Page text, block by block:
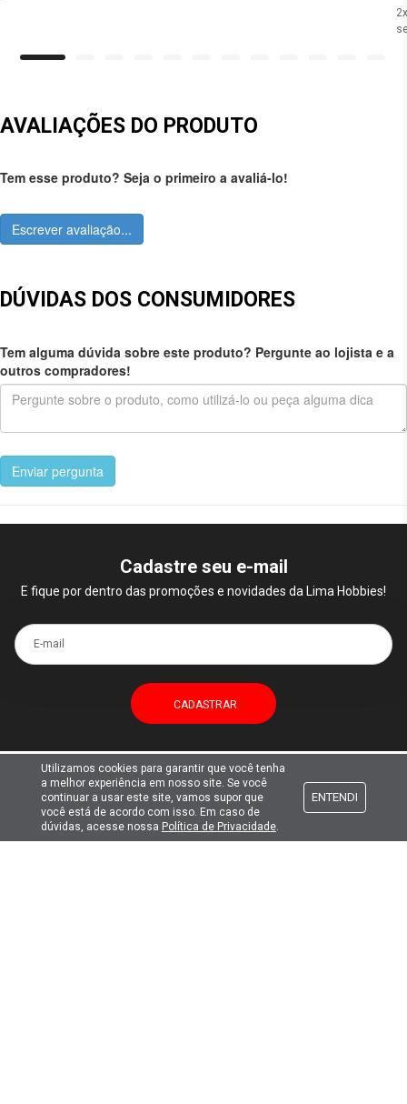
2
AVALIAÇÕES DO PRODUTO
Tem esse produto? Seja o primeiro a avaliá-lo!
Escrever avaliação...
DÚVIDAS DOS CONSUMIDORES
Tem alguma dúvida sobre este produto? Pergunte ao lojista e a
outros compradores!
Enviar pergunta
Cadastre seu e-mail
E fique por dentro das promoções e novidades da Lima Hobbies!
E-mail
Atendimento
Formas de pagamento
Utilizamos cookies para garantir que você tenha
a melhor experiência em nosso site. Se você
continuar a usar este site, vamos supor que
você está de acordo com isso. Em caso de
dúvidas, acesse nossa Política de Privacidade.
ENTENDI